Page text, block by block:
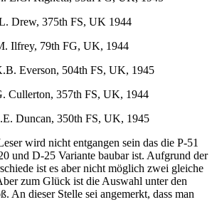
Drew, 375th FS, UK 1944
Ilfrey, 79th FG, UK, 1944
Everson, 504th FS, UK, 1945
357th FS, UK, 1944
Duncan, 350th FS, UK, 1945
wird nicht entgangen sein das die P-51
und D-25 Variante baubar ist. Aufgrund der
ist es aber nicht möglich zwei gleiche
zum Glück ist die Auswahl unter den
An dieser Stelle sei angemerkt, dass man